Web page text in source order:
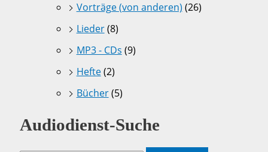
Vorträge (von anderen) (26)
Lieder(8)
MP3 - CDs (9)
Hefte(2)
Bücher(5)
Audiodienst-Suche